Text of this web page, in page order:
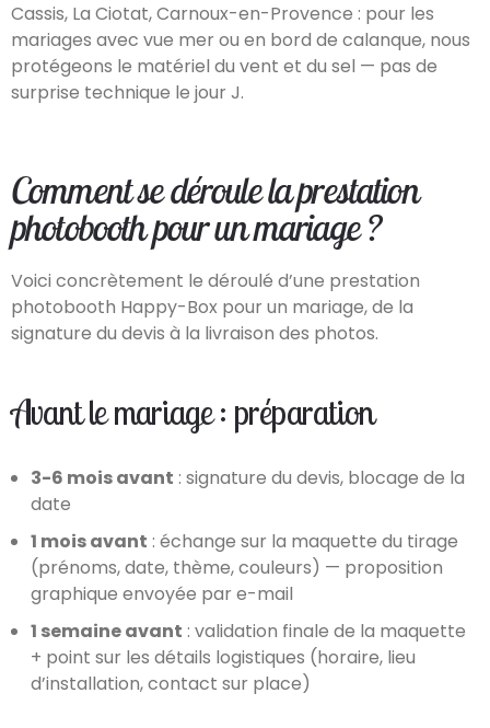
Cassis, La Ciotat, Carnoux-en-Provence : pour les
mariages avec vue mer ou en bord de calanque, nous
protégeons le matériel du vent et du sel — pas de
surprise technique le jour J.
Comment se déroule la prestation
photobooth pour un mariage ?
Voici concrètement le déroulé d’une prestation
photobooth Happy-Box pour un mariage, de la
signature du devis à la livraison des photos.
Avant le mariage : préparation
3-6 mois avant : signature du devis, blocage de la
date
1 mois avant : échange sur la maquette du tirage
(prénoms, date, thème, couleurs) — proposition
graphique envoyée par e-mail
1 semaine avant : validation finale de la maquette
+ point sur les détails logistiques (horaire, lieu
d’installation, contact sur place)